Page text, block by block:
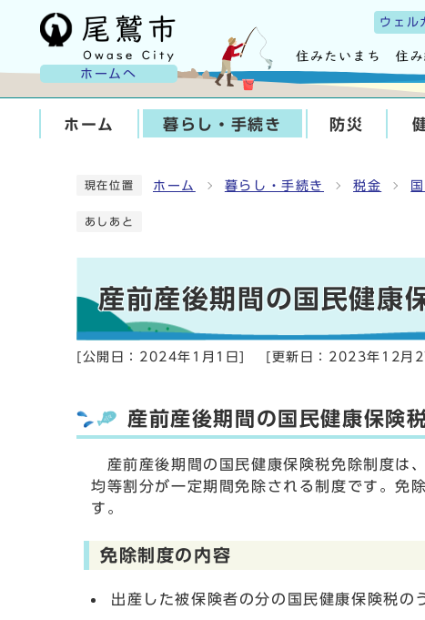
ホームへ
ウェル
ホーム 暮らし・手続き 防災
現在位置 ホーム 暮らし・手続き 税金
あしあと
産前産後期間の国民健康
[公開日： 2024年1月1日 [更新日： 2023年12月
産前産後期間の国民健康保険
産前産後期間の国民健康保険税免除制度は
均等割分が一定期間免除される制度です。免
す。
免除制度の内容
出産した被保険者の分の国民健康保険税の